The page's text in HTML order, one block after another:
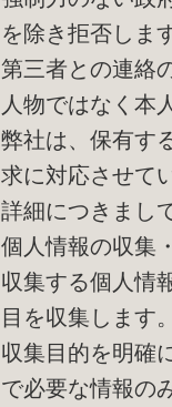
を除き拒否します
第三者との連絡
人物ではなく本
弊社は、保有す
求に対応させて
詳細につきまし
個人情報の収集
収集する個人情
目を収集します
収集目的を明確
で必要な情報の